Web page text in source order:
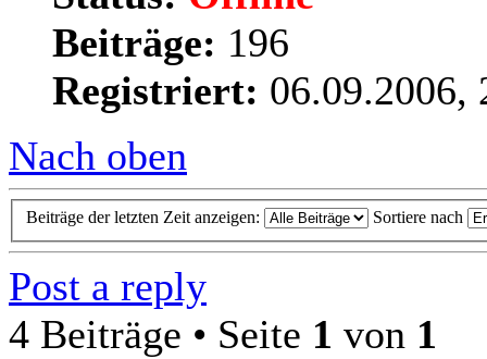
Beiträge: 196
Registriert: 06.09.2006,
Nach oben
Beiträge der letzten Zeit anzeigen: Sortiere nach
Post a reply
4 Beiträge • Seite 1 von 1